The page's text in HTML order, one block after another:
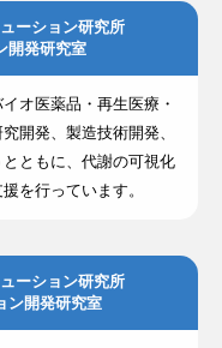
ーション研究所
開発研究室
オ医薬品・再生医療・
開発、製造技術開発、
ともに、代謝の可視化
を行っています。
ーション研究所
ン開発研究室